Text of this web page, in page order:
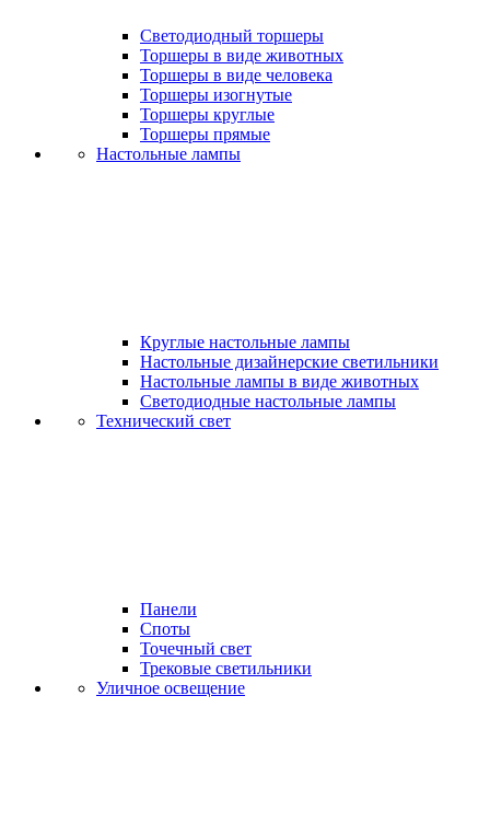
Светодиодный торшеры
Торшеры в виде животных
Торшеры в виде человека
Торшеры изогнутые
Торшеры круглые
Торшеры прямые
Настольные лампы
Круглые настольные лампы
Настольные дизайнерские светильники
Настольные лампы в виде животных
Светодиодные настольные лампы
Технический свет
Панели
Споты
Точечный свет
Трековые светильники
Уличное освещение